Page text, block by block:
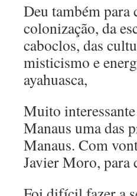
Deu também para
colonização, da
caboclos, das
misticismo e
ayahuasca,
Muito
Manaus uma das
Manaus. Com
Javier Moro, para